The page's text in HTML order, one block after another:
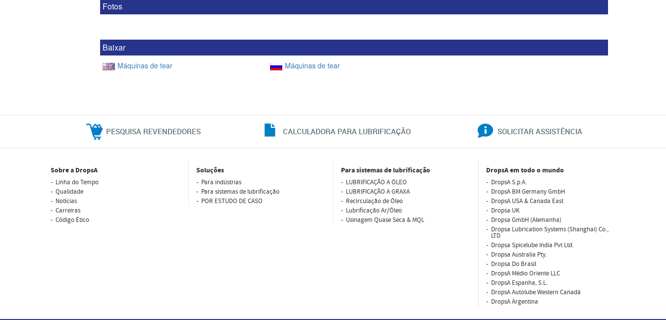
Fotos
Baixar
Máquinas de tear Máquinas de tear
PESQUISA REVENDEDORES CALCULADORA PARA LUBRIFICAÇÃO SOLICITAR ASSISTÊNCIA
Sobre a DropsA
Linha do Tempo
Qualidade
Notícias
Carreiras
Código Ético
Soluções
Para indústrias
Para sistemas de lubrificação
POR ESTUDO DE CASO
Para sistemas de lubrificação
LUBRIFICAÇÃO A ÓLEO
LUBRIFICAÇÃO A GRAXA
Recirculação de Óleo
Lubriﬁcação Ar/Óleo
Usinagem Quase Seca & MQL
DropsA em todo o mundo
DropsA S.p.A.
DropsA BM Germany GmbH
DropsA USA & Canada East
Dropsa UK
Dropsa GmbH (Alemanha)
Dropsa Lubrication Systems (Shanghai) Co.,
LTD
Dropsa Spicelube India Pvt Ltd.
Dropsa Australia Pty.
Dropsa Do Brasil
DropsA Médio Oriente LLC
DropsA Espanha, S.L.
DropsA Autolube Western Canadá
DropsA Argentina